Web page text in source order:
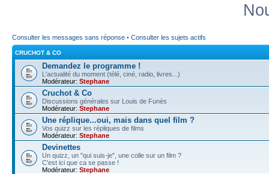
Consulter les messages sans réponse • Consulter les sujets actifs
CRUCHOT & CO
Demandez le programme !
L'actualité du moment (télé, ciné, radio, livres...)
Modérateur: Stephane
Cruchot & Co
Discussions générales sur Louis de Funès
Modérateur: Stephane
Une réplique...oui, mais dans quel film ?
Vos quizz sur les répliques de films
Modérateur: Stephane
Devinettes
Un quizz, un "qui suis-je", une colle sur un film ?
C'est ici que ca se passe !
Modérateur: Stephane